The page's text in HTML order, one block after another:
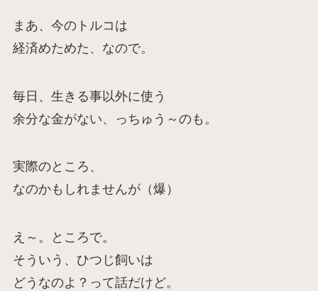
まあ、今のトルコは
経済めためた、なので。
毎日、生きる事以外に使う
余分な金がない、っちゅう～のも。
実際のところ、
なのかもしれませんが（爆）
え～。ところで。
そういう、ひつじ飼いは
どうなのよ？って話だけど。